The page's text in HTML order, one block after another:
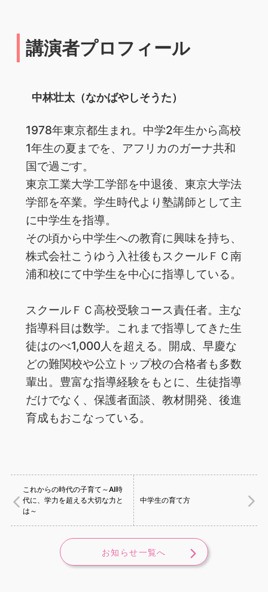
講演者プロフィール
中林壮太（なかばやしそうた）
1978年東京都生まれ。中学2年生から高校
1年生の夏までを、アフリカのガーナ共和
国で過ごす。
東京工業大学工学部を中退後、東京大学法
学部を卒業。学生時代より塾講師として主
に中学生を指導。
その頃から中学生への教育に興味を持ち、
株式会社こうゆう入社後もスクールＦＣ南
浦和校にて中学生を中心に指導している。
スクールＦＣ高校受験コース責任者。主な
指導科目は数学。これまで指導してきた生
徒はのべ1,000人を超える。開成、早慶な
どの難関校や公立トップ校の合格者も多数
輩出。豊富な指導経験をもとに、生徒指導
だけでなく、保護者面談、教材開発、後進
育成もおこなっている。
これからの時代の子育て～AI時
代に、学力を超える大切な力と
は～
中学生の育て方
お知らせ一覧へ